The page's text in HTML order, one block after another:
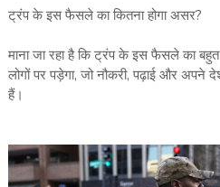
ट्रंप के इस फैसले का कितना होगा असर?
माना जा रहा है कि ट्रंप के इस फैसले का
लोगों पर पड़ेगा, जो नौकरी, पढ़ाई और
हैं।